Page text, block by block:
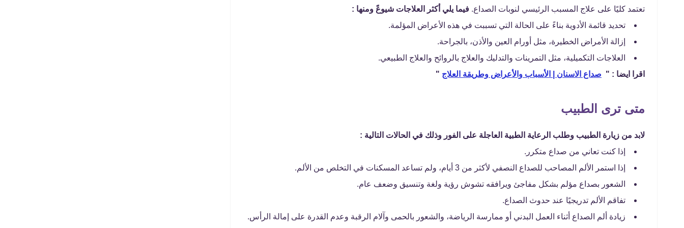
تعتمد كليًا على علاج المسبب الرئيسي لنوبات الصداع. فيما يلي أكثر العلاجات شيوعً ومنها :
تحديد قائمة الأدوية بناءً على الحالة التي تسببت في هذه الأعراض المؤلمة.
إزالة الأمراض الخطيرة، مثل أورام العين والأذن، بالجراحة.
العلاجات التكميلية، مثل التمرينات والتدليك والعلاج بالروائح والعلاج الطبيعي.
اقرا ايضا : " صداع الاسنان | الأسباب والأعراض وطريقة العلاج "
متى ترى الطبيب
لابد من زيارة الطبيب وطلب الرعاية الطبية العاجلة على الفور وذلك في الحالات التالية :
إذا كنت تعاني من صداع متكرر.
إذا استمر الألم المصاحب للصداع النصفي لأكثر من 3 أيام، ولم تساعد المسكنات في التخلص من الألم.
الشعور بصداع مؤلم بشكل مفاجئ ويرافقه تشوش رؤية ولغة وتنسيق وضعف عام.
تفاقم الألم تدريجيًا عند حدوث الصداع.
زيادة ألم الصداع أثناء العمل البدني أو ممارسة الرياضة، والشعور بالحمى وآلام الرقبة وعدم القدرة على إمالة الرأس.